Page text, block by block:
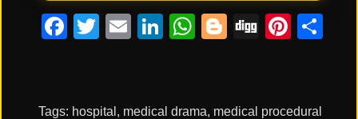
Facebook
Twitter
EmailLinkedIn
WhatsApp
Blogger
Digg
Tags: hospital , medical drama, medical procedural